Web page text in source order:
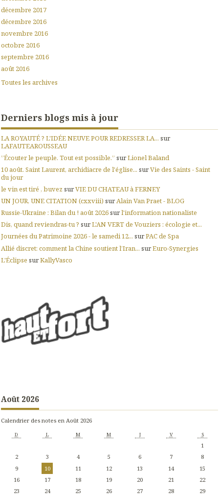
décembre 2017
décembre 2016
novembre 2016
octobre 2016
septembre 2016
août 2016
Toutes les archives
Derniers blogs mis à jour
LA ROYAUTÉ ? L'IDÉE NEUVE POUR REDRESSER LA... sur
LAFAUTEAROUSSEAU
”Écouter le peuple. Tout est possible.” surLionel Baland
10 août. Saint Laurent, archidiacre de l'église... surVie des Saints - Saint
du jour
le vin est tiré , buvez surVIE DU CHATEAU à FERNEY
UN JOUR, UNE CITATION (cxxviii) surAlain Van Praet - BLOG
Russie-Ukraine : Bilan du ! août 2026surl'information nationaliste
Dis, quand reviendras-tu ? surL'AN VERT de Vouziers : écologie et...
Journées du Patrimoine 2026 - le samedi 12... surPAC de Spa
Allié discret: comment la Chine soutient l’Iran... surEuro-Synergies
L'Éclipse surKallyVasco
Août 2026
Calendrier des notes en Août 2026
D L M M J V S
1
2
3 4 5 6 7
8
9
10 11 12 13 14
15
16
17 18 19 20 21
22
23
24 25 26 27 28
29